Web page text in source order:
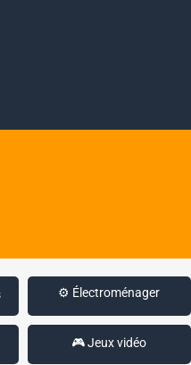
⚙️ Électroménager
🎮 Jeux vidéo